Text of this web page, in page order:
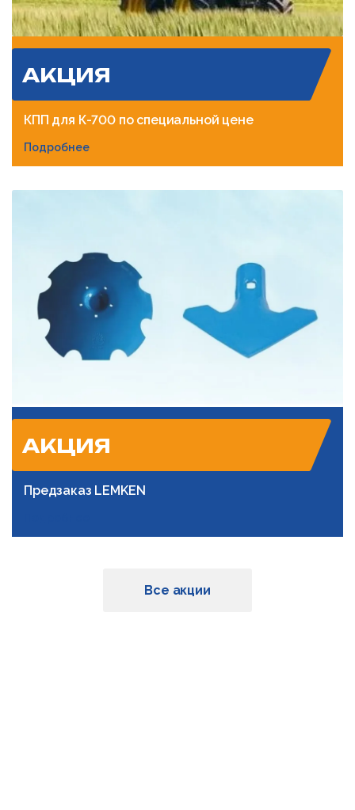
АКЦИЯ
КПП для К-700 по специальной цене
Подробнее
АКЦИЯ
Предзаказ LEMKEN
Все акции